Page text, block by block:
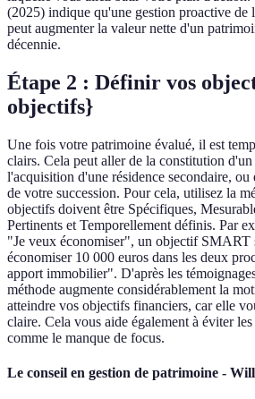
(2025) indique qu'une gestion proactive de
peut augmenter la valeur nette d'un
décennie.
Étape 2 : Définir vos
objectifs}
Une fois votre patrimoine évalué, il est
clairs. Cela peut aller de la constitution
l'acquisition d'une résidence secondaire, ou
de votre succession. Pour cela, utilisez la
objectifs doivent être Spécifiques,
Pertinents et Temporellement définis. Par
"Je veux économiser", un objectif SMART
économiser 10 000 euros dans les deux
apport immobilier". D'après les
méthode augmente considérablement la
atteindre vos objectifs financiers, car elle
claire. Cela vous aide également à éviter
comme le manque de focus.
Le conseil en gestion de patrimoine -